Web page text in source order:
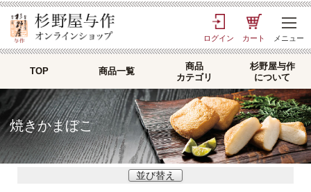
ログイン カート メニュー
TOP 商品一覧
商品
カテゴリ
杉野屋与作
について
焼きかまぼこ
並び替え